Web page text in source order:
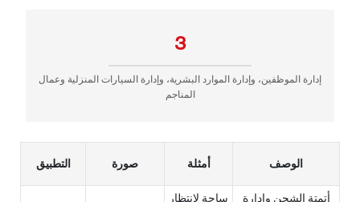
3
إدارة الموظفين، وإدارة الموارد البشرية، وإدارة السيارات المنزلية وعمال
المناجم
التطبيق صورة أمثلة الوصف
ساحة لانتظار
أتمتة الشحن وإدارة